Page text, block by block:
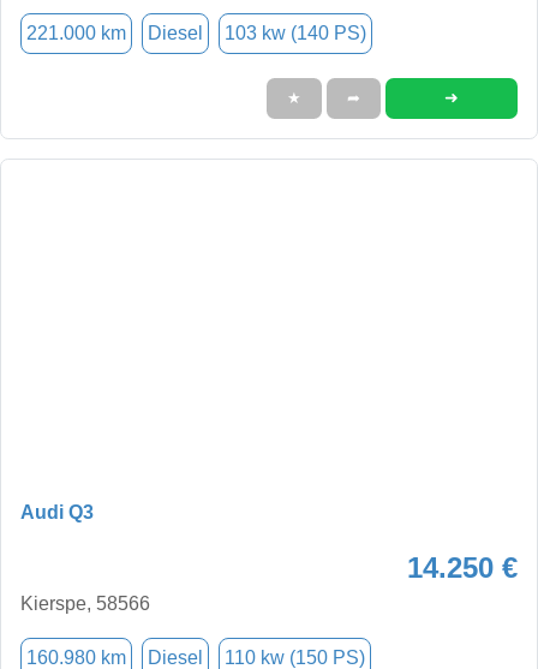
221.000 km Diesel 103 kw (140 PS)
★ ➦ ➜
Audi Q3
14.250 €
Kierspe, 58566
160.980 km Diesel 110 kw (150 PS)